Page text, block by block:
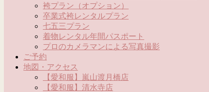
袴プラン（オプション）
卒業式袴レンタルプラン
七五三プラン
着物レンタル年間パスポート
プロのカメラマンによる写真撮影
ご予約
地図・アクセス
【愛和服】嵐山渡月橋店
【愛和服】清水寺店